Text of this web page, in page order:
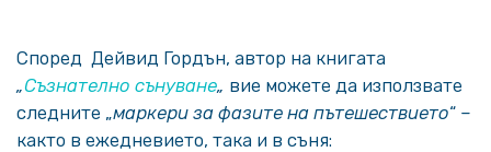
Според Дейвид Гордън, автор на книгата
„Съзнателно сънуване„ вие можете да използвате
следните „маркери за фазите на пътешествието“ –
както в ежедневието, така и в съня: